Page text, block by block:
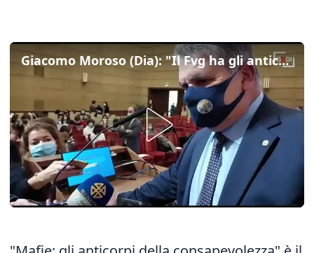
Giacomo Moroso (Dia): "Il Fvg ha gli anticorpi contro le mafie, ma vanno conservati"